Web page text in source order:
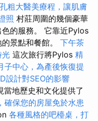
粗大醫美療程，讓肌膚
照 村莊周圍的幾個豪華
的服務。 它靠近Pylos
景點和餐館。 下午茶
光 這次旅行將Pylos 精
子中心，為產後恢復提
設計對SEO的影響
地歷史和文化提供了
確保您的房屋免於水患
各種風格的吧檯桌，打